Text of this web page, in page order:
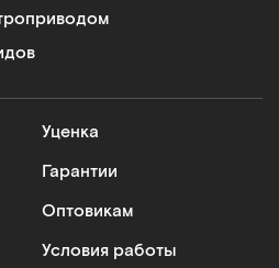
Уценка
Гарантии
Оптовикам
Условия работы